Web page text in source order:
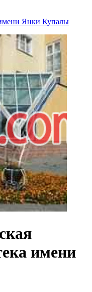
Янки Купалы
имени